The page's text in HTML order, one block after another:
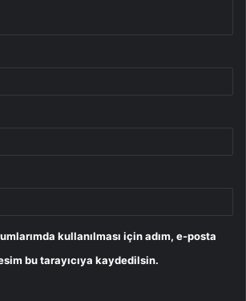
kullanılması için adım, e-posta
bu tarayıcıya kaydedilsin.